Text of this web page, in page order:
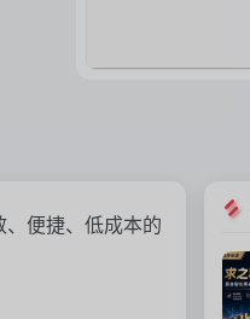
便捷、低成本的